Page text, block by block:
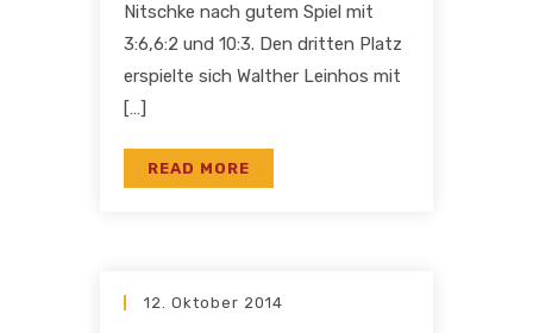
Nitschke nach gutem Spiel mit
3:6,6:2 und 10:3. Den dritten Platz
erspielte sich Walther Leinhos mit
[…]
READ MORE
12. Oktober 2014